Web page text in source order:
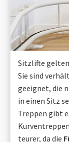
Sitzlifte
Sie sind
geeignet, die
in einen Sitz
Treppen gibt
teurer, da die